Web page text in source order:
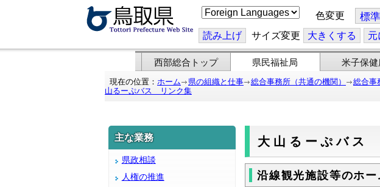
こ
の
ジ
を
翻
訳
す
色変更 標準
読み上げ サイズ変更 大きくする 元
西部総合トップ 県民福祉局 米子保健
現在の位置： ホーム 県の組織と仕事 総合事務所（共通の機関） 総合事
山るーぷバス リンク集
主な業務
県政相談
人権の推進
大山るーぷバス
沿線観光施設等のホー